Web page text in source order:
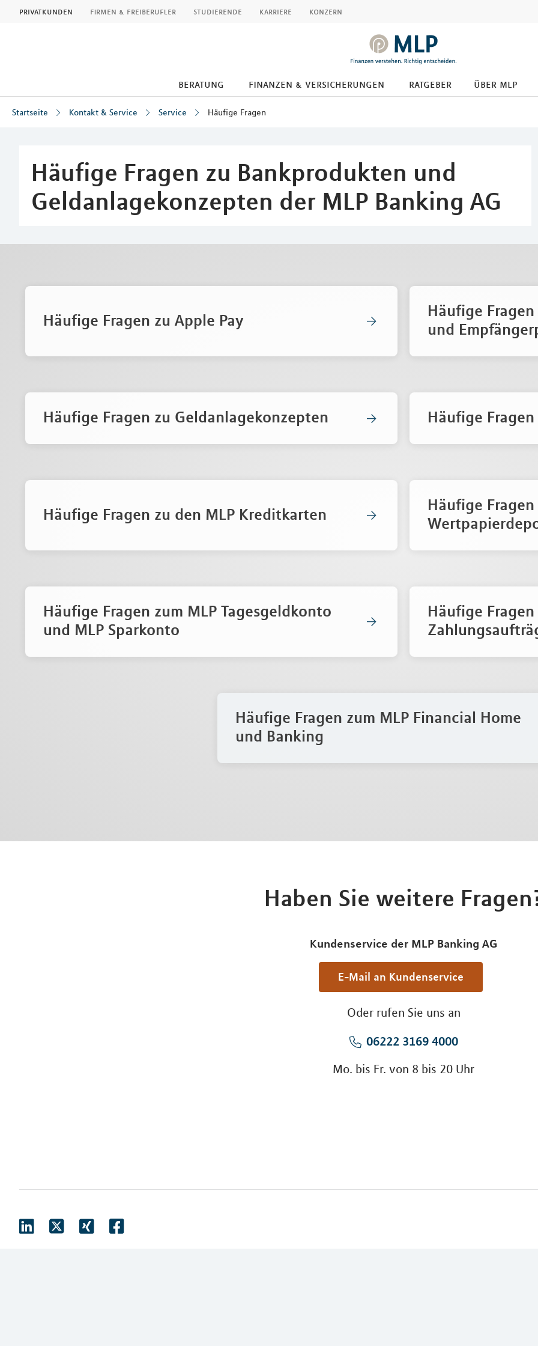
privatkunden firmen & freiberufler studierende karriere konzern
beratung finanzen & versicherungen ratgeber über mlp
Startseite Kontakt & Service Service Häufige Fragen
Häufige Fragen zu Bankprodukten und
Geldanlagekonzepten der MLP Banking AG
Häufige Fragen zu Apple Pay
Häufige
und
Häufige Fragen zu Geldanlagekonzepten Häufige
Häufige Fragen zu den MLP Kreditkarten
Häufige
Häufige Fragen zum MLP Tagesgeldkonto
und MLP Sparkonto
Häufige
Häufige Fragen zum MLP Financial Home
und Banking
Haben Sie weitere
Kundenservice der MLP Banking AG
E-Mail an Kundenservice
Oder rufen Sie uns an
06222 3169 4000
Mo. bis Fr. von 8 bis 20 Uhr